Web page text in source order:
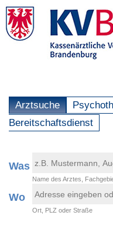
Arztsuche
Bereitschaftsdienst
Was
Name des Arztes,
Wo
Ort, PLZ oder Straße